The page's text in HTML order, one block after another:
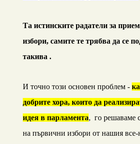
Та истинските радатели за
избори, самите те трябва да се
такива .
И точно този основен проблем -
добрите хора, които да
идея в парламента, го решаваме
на първични избори от нашия все-